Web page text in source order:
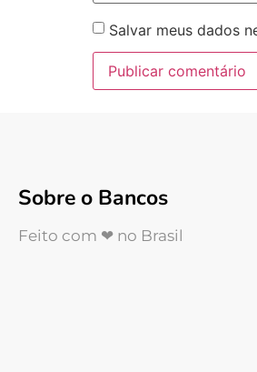
Salvar meus dados
Sobre o Bancos
Feito com ❤ no Brasil